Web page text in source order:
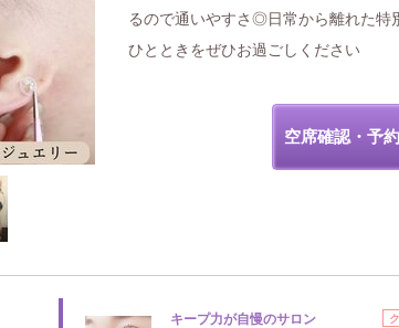
るので通いやすさ◎日常から離れた特
ひとときをぜひお過ごしください
空席確認・予
キープ力が自慢のサロン